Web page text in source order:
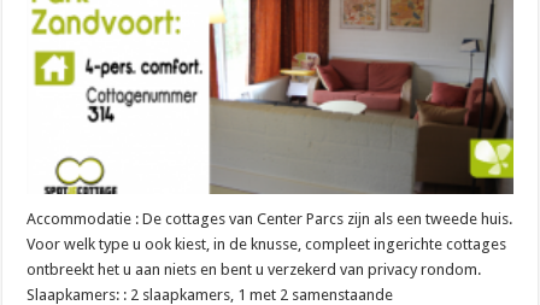
Accommodatie : De cottages van Center Parcs zijn als een tweede huis.
Voor welk type u ook kiest, in de knusse, compleet ingerichte cottages
ontbreekt het u aan niets en bent u verzekerd van privacy rondom.
Slaapkamers: : 2 slaapkamers, 1 met 2 samenstaande